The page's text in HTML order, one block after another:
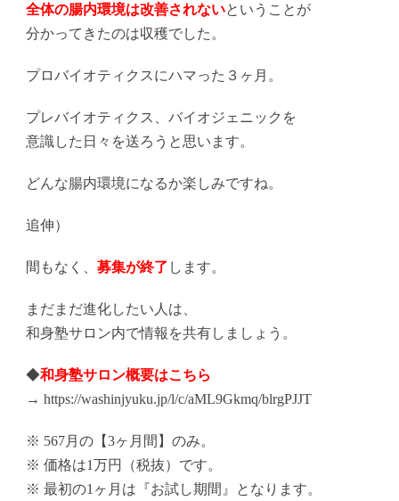
全体の腸内環境は改善されないということが
分かってきたのは収穫でした。
プロバイオティクスにハマった３ヶ月。
プレバイオティクス、バイオジェニックを
意識した日々を送ろうと思います。
どんな腸内環境になるか楽しみですね。
追伸）
間もなく、 募集が終了 します。
まだまだ進化したい人は、
和身塾サロン内で情報を共有しましょう。
◆和身塾サロン概要はこちら
→ https://washinjyuku.jp/l/c/aML9Gkmq/blrgPJJT
※ 567月の【3ヶ月間】のみ。
※ 価格は1万円（税抜）です。
※ 最初の1ヶ月は『お試し期間』となります。